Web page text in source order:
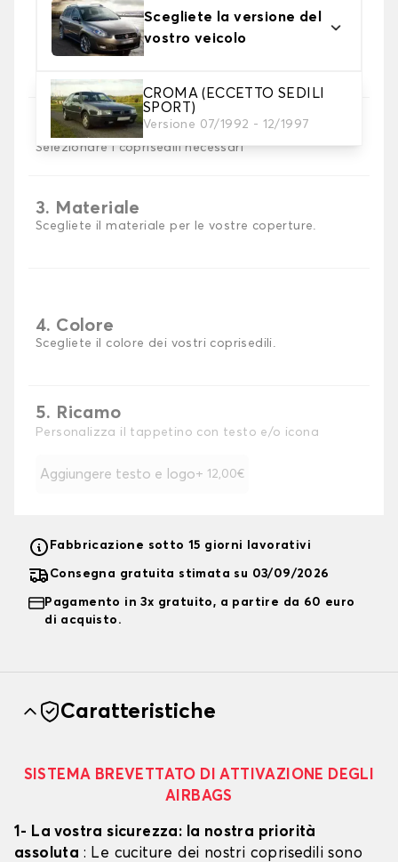
Scegliete la versione del
vostro veicolo
CROMA (ECCETTO SEDILI
SPORT)
Versione 07/1992 - 12/1997
2. Set di coperture
Selezionare i coprisedili necessari
3. Materiale
Scegliete il materiale per le vostre coperture.
4. Colore
Scegliete il colore dei vostri coprisedili.
5. Ricamo
Personalizza il tappetino con testo e/o icona
Aggiungere testo e logo + 12,00€
Fabbricazione sotto 15 giorni lavorativi
Consegna gratuita stimata su 03/09/2026
Pagamento in 3x gratuito, a partire da 60 euro
di acquisto.
Caratteristiche
SISTEMA BREVETTATO DI ATTIVAZIONE DEGLI
AIRBAGS
1- La vostra sicurezza: la nostra priorità
assoluta : Le cuciture dei nostri coprisedili sono